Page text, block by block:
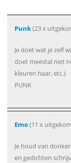
Punk(23 x
Je doet wat je zelf
doet meestal niet
kleuren haar, etc.)
PUNK
Emo(11 x
Je houd van
en gedichten